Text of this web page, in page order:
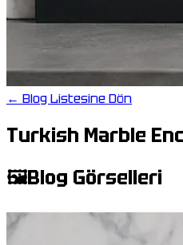
← Blog Listesine Dön
Turkish Marble
🖼️Blog Görselleri